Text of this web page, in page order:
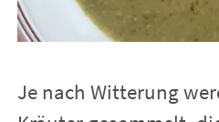
Je nach Witterung